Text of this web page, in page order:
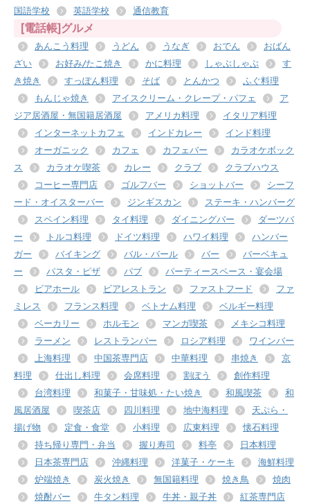
国語学校 英語学校 通信教育
[電話帳]グルメ
あんこう料理 うどん うなぎ おでん
おばん
ざい
お好み/たこ焼き かに料理 しゃぶしゃぶ
す
き焼き
すっぽん料理 そば とんかつ
ふぐ料理
もんじゃ焼き
アイスクリーム・クレープ・パフェ
ア
ジア居酒屋・無国籍居酒屋
アメリカ料理
イタリア料理
インターネットカフェ
インドカレー
インド料理
オーガニック
カフェ カフェバー
カラオケボック
ス
カラオケ喫茶 カレー クラブ
クラブハウス
コーヒー専門店
ゴルフバー ショットバー
シーフ
ード・オイスターバー
ジンギスカン
ステーキ・ハンバーグ
スペイン料理
タイ料理 ダイニングバー
ダーツバ
ー
トルコ料理 ドイツ料理 ハワイ料理
ハンバー
ガー
バイキング バル・バール バー
バーベキュ
ー
パスタ・ピザ パブ
パーティースペース・宴会場
ビアホール
ビアレストラン ファストフード
ファ
ミレス
フランス料理 ベトナム料理
ベルギー料理
ベーカリー
ホルモン マンガ喫茶
メキシコ料理
ラーメン
レストランバー ロシア料理
ワインバー
上海料理
中国茶専門店 中華料理 串焼き
京
料理
仕出し料理 会席料理 割ぽう
創作料理
台湾料理
和菓子・甘味処・たい焼き 和風喫茶
和
風居酒屋
喫茶店 四川料理 地中海料理
天ぷら・
揚げ物
定食・食堂 小料理 広東料理
懐石料理
持ち帰り専門・弁当
握り寿司 料亭
日本料理
日本茶専門店
沖縄料理 洋菓子・ケーキ
海鮮料理
炉端焼き
炭火焼き 無国籍料理 焼き鳥
焼肉
焼酎バー
牛タン料理 牛丼・親子丼
紅茶専門店